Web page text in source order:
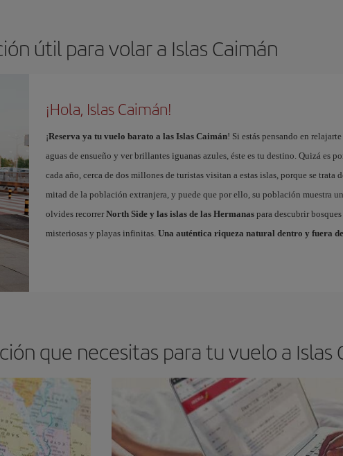
útil para volar a Islas Caimán
¡Hola, Islas Caimán!
¡Reserva ya tu vuelo barato a las Islas Caimán! Si estás pensando en
aguas de ensueño y ver brillantes iguanas azules, éste es tu destino. Quizá es
cada año, cerca de dos millones de turistas visitan a estas islas, porque se trata
mitad de la población extranjera, y puede que por ello, su población muestra
olvides recorrer North Side y las islas de las Hermanaspara descubrir
misteriosas y playas infinitas. Una auténtica riqueza natural dentro y fuera
que necesitas para tu vuelo a Islas